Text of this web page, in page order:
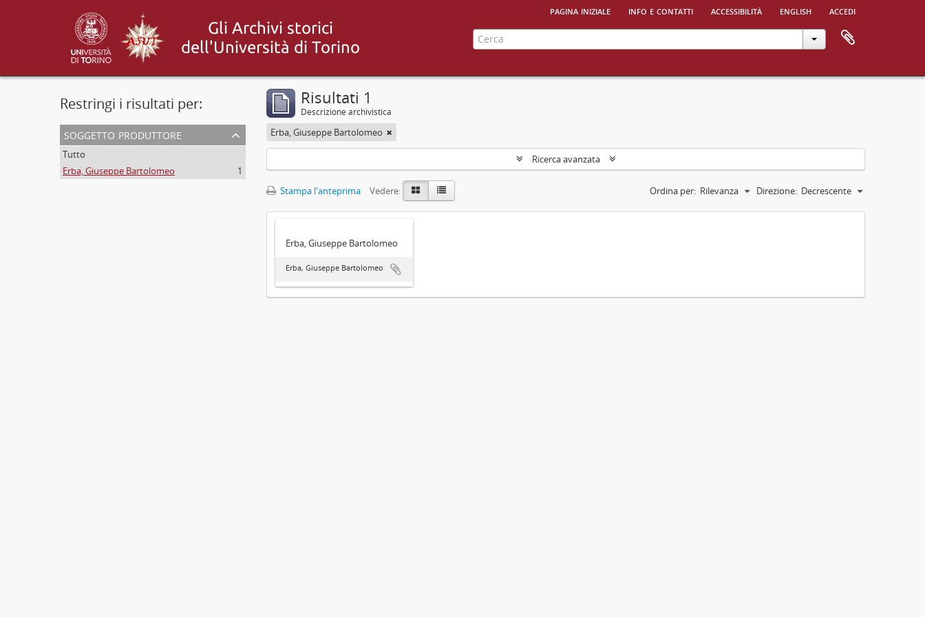
pagina iniziale info e contatti accessibilità english accedi
Restringi i risultati per:
soggetto produttore
Tutto
Erba, Giuseppe Bartolomeo
1
Risultati 1
Descrizione archivistica
Erba, Giuseppe Bartolomeo
Ricerca avanzata
Stampa l'anteprima Vedere: Ordina per: Rilevanza Direzione: Decrescente
Erba, Giuseppe Bartolomeo
Erba, Giuseppe Bartolomeo